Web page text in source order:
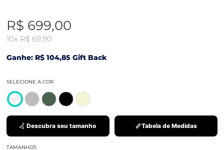
R$ 699,00
10x R$ 69,90
Ganhe: R$ 104,85 Gift Back
SELECIONE A COR
Descubra seu tamanho Tabela de Medidas
TAMANHOS